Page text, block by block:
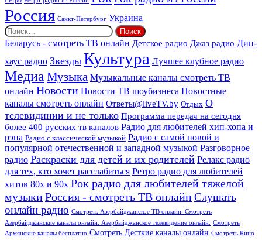
Россия Санкт-Петербург Украина
Найти:
Беларусь - смотреть ТВ онлайн Детское радио Джаз радио Дип-
хаус радио Звезды Культура Лучшее клубное радио
Медиа Музыка Музыкальные каналы смотреть ТВ
онлайн Новости Новости ТВ шоубизнеса Новостные
каналы смотреть онлайн Ответы@liveTV.by Отдых О
телевидинии и не только Программа передач на сегодня
более 400 русских тв каналов Радио для любителей хип-хопа и
рэпа Радио с классической музыкой Радио с самой новой и
популярной отечественной и западной музыкой Разговорное
радио Раскраски для детей и их родителей Релакс радио
для тех, кто хочет расслабиться Ретро радио для любителей
хитов 80х и 90х Рок радио для любителей тяжелой
музыкиРоссия - смотреть ТВ онлайнСлушать
онлайн радио Смотреть Азербайджанское ТВ онлайн. Смотреть
Азербайджанские каналы онлайн. Азербайджанское телевидение онлайн.
Смотреть
Армянские каналы бесплатно Смотреть Десткие каналы онлайн Смотреть Кино